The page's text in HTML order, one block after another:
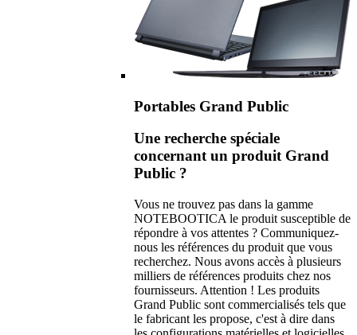
Portables Grand Public
Une recherche spéciale
concernant un produit Grand
Public ?
Vous ne trouvez pas dans la gamme
NOTEBOOTICA le produit susceptible de
répondre à vos attentes ? Communiquez-
nous les références du produit que vous
recherchez. Nous avons accès à plusieurs
milliers de références produits chez nos
fournisseurs. Attention ! Les produits
Grand Public sont commercialisés tels que
le fabricant les propose, c'est à dire dans